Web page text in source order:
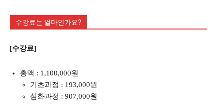
수강료는 얼마인가요?
[수강료]
총액 : 1,100,000원
기초과정 : 193,000원
심화과정 : 907,000원